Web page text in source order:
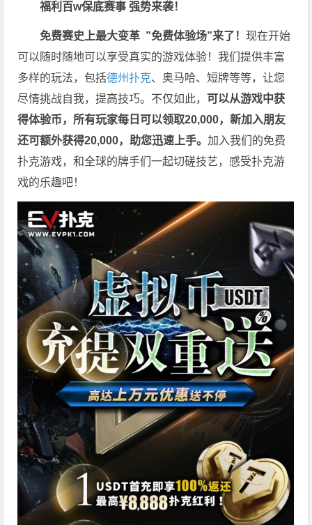
福利 百w保底赛事 强势来袭！
免费赛史上最大变革 ”免费体验场”来了！现在开始
可以随时随地可以享受真实的游戏体验！我们提供丰富
多样的玩法，包括德州扑克、奥马哈、短牌等等，让您
尽情挑战自我，提高技巧。不仅如此， 可以从游戏中获
得体验币，所有玩家每日可以领取20,000，新加入朋友
还可额外获得20,000，助您迅速上手。加入我们的免费
扑克游戏，和全球的牌手们一起切磋技艺，感受扑克游
戏的乐趣吧！